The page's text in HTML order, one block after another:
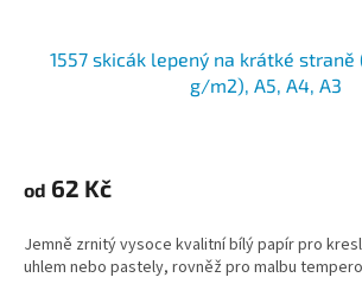
1557 skicák lepený na krátké straně
g/m2), A5, A4, A3
od 62 Kč
Jemně zrnitý vysoce kvalitní bílý papír pro
uhlem nebo pastely, rovněž pro malbu